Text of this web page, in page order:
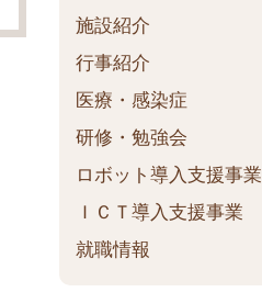
施設紹介
行事紹介
医療・感染症
研修・勉強会
ロボット導入支援事業
ＩＣＴ導入支援事業
就職情報